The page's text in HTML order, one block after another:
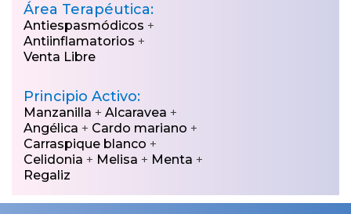
Área Terapéutica:
Antiespasmódicos +
Antiinflamatorios +
Venta Libre
Principio Activo:
Manzanilla + Alcaravea +
Angélica + Cardo mariano +
Carraspique blanco +
Celidonia + Melisa + Menta +
Regaliz